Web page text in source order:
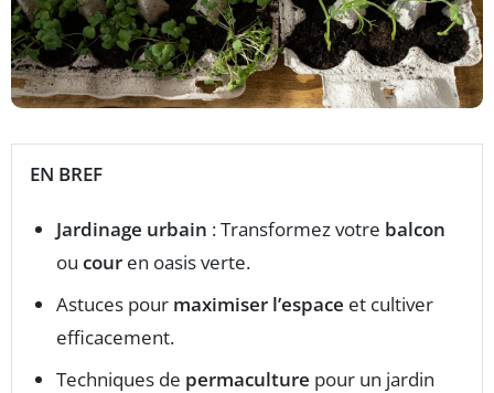
EN BREF
Jardinage urbain : Transformez votre balcon
ou cour en oasis verte.
Astuces pour maximiser l’espace et cultiver
efficacement.
Techniques de permaculture pour un jardin